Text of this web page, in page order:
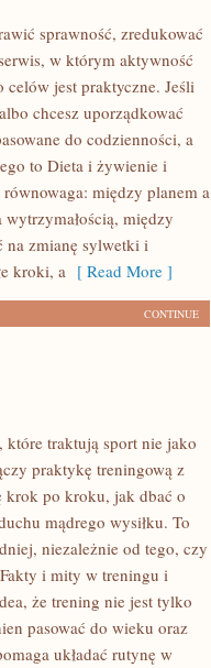
sprawność, zredukować
w którym aktywność
celów jest praktyczne. Jeśli
chcesz uporządkować
do codzienności, a
to Dieta i żywienie i
między planem a
między
na zmianę sylwetki i
kroki, a [ Read More ]
CONTINUE
traktują sport nie jako
praktykę treningową z
krok po kroku, jak dbać o
mądrego wysiłku. To
niezależnie od tego, czy
i mity w treningu i
że trening nie jest tylko
pasować do wieku oraz
układać rutynę w